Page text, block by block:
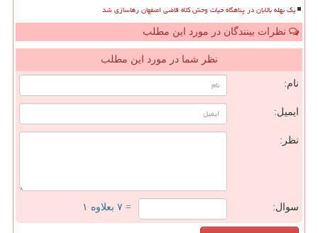
یک بهله بالابان در پناهگاه حیات وحش کلاه قاضی اصفهان رهاسازی شد
نظرات بینندگان در مورد این مطلب
نظر شما در مورد این مطلب
نام:
ایمیل:
نظر:
سوال: = ۷ بعلاوه ۱